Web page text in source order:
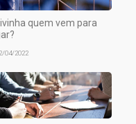
quem vem para
04/2022